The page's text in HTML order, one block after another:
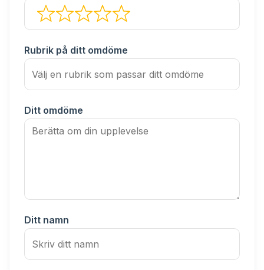
Rubrik på ditt omdöme
Ditt omdöme
Ditt namn